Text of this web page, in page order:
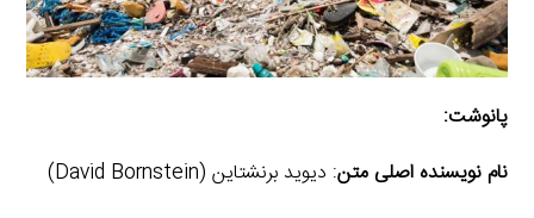
پانوشت:
نام نویسنده اصلی متن: دیوید برنشتاین (David Bornstein)